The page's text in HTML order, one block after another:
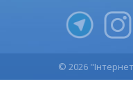
© 2026